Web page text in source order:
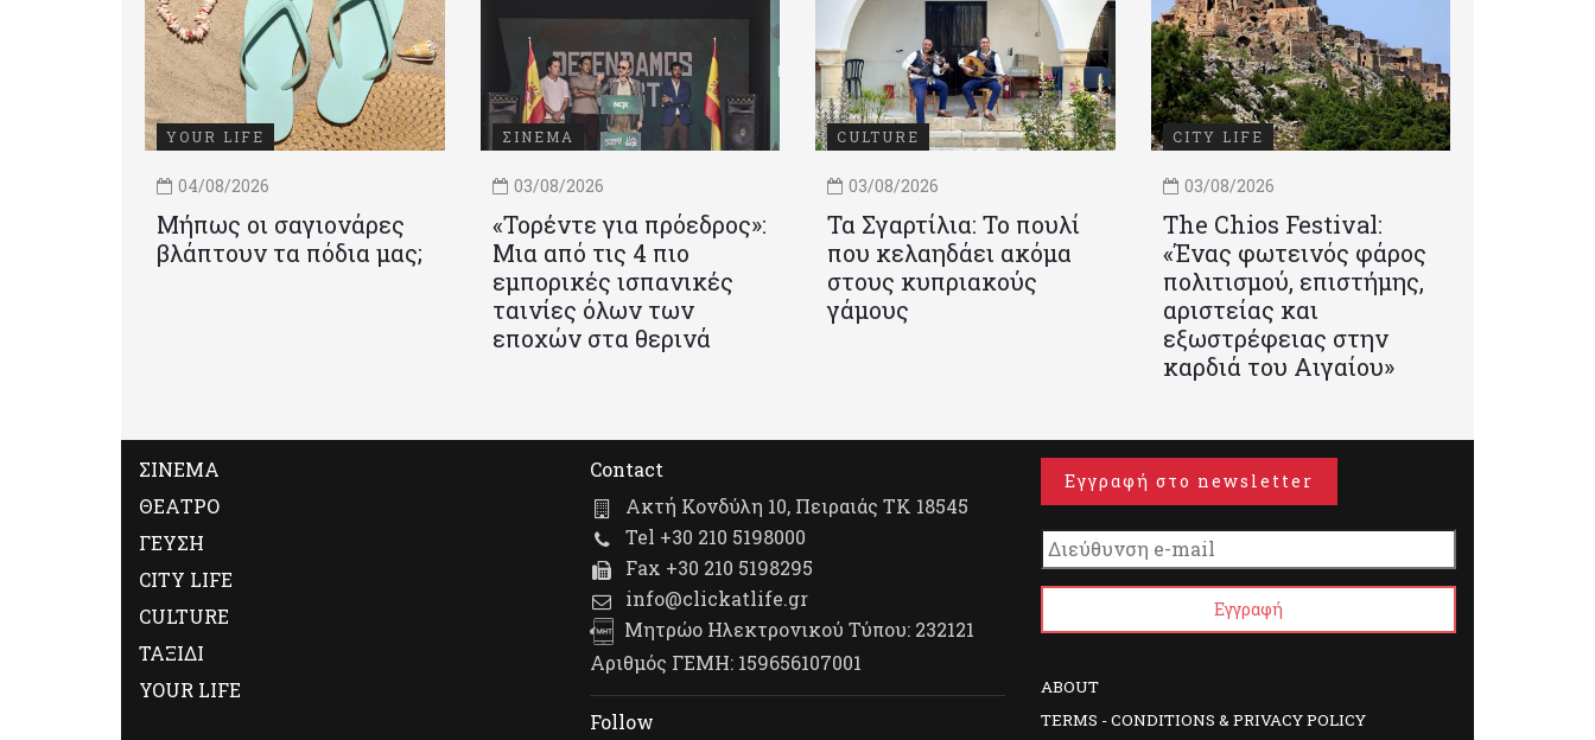
YOUR LIFE
04/08/2026
Μήπως οι σαγιονάρες
βλάπτουν τα πόδια μας;
ΣΙΝΕΜΑ
03/08/2026
«Τορέντε για πρόεδρος»:
Mια από τις 4 πιο
εμπορικές ισπανικές
ταινίες όλων των
εποχών στα θερινά
CULTURE
03/08/2026
Τα Σγαρτίλια: Το πουλί
που κελαηδάει ακόμα
στους κυπριακούς
γάμους
CITY LIFE
03/08/2026
Τhe Chios Festival:
«Ένας φωτεινός φάρος
πολιτισμού, επιστήμης,
αριστείας και
εξωστρέφειας στην
καρδιά του Αιγαίου»
ΣΙΝΕΜΑ
ΘΕΑΤΡΟ
ΓΕΥΣΗ
CITY LIFE
CULTURE
ΤΑΞΙΔΙ
YOUR LIFE
Contact
Ακτή Κονδύλη 10, Πειραιάς ΤΚ 18545
Tel +30 210 5198000
Fax +30 210 5198295
info@clickatlife.gr
Μητρώο Ηλεκτρονικού Τύπου: 232121
Αριθμός ΓΕΜΗ: 159656107001
Follow
Εγγραφή στο newsletter
ABOUT
TERMS - CONDITIONS & PRIVACY POLICY